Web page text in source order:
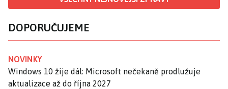
DOPORUČUJEME
NOVINKY
Windows 10 žije dál: Microsoft nečekaně prodlužuje
aktualizace až do října 2027